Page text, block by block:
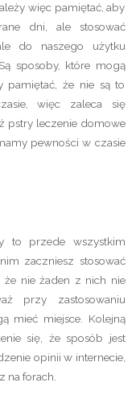
więc pamiętać, aby
dni, ale stosować
do naszego użytku
sposoby, które mogą
pamiętać, że nie są to
więc zaleca się
pstry leczenie domowe
pewności w czasie
to przede wszystkim
zaczniesz stosować
że nie żaden z nich nie
przy zastosowaniu
mieć miejsce. Kolejną
się, że sposób jest
opinii w internecie,
na forach.